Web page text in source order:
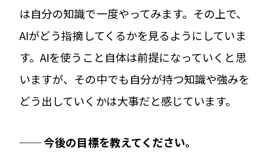
は自分の知識で一度やってみます。その上で、
AIがどう指摘してくるかを見るようにしていま
す。AIを使うこと自体は前提になっていくと思
いますが、その中でも自分が持つ知識や強みを
どう出していくかは大事だと感じています。
── 今後の目標を教えてください。